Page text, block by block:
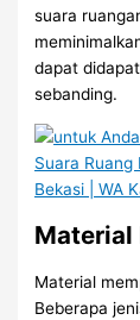
suara
dapat
sebanding.
Material
Material
Beberapa